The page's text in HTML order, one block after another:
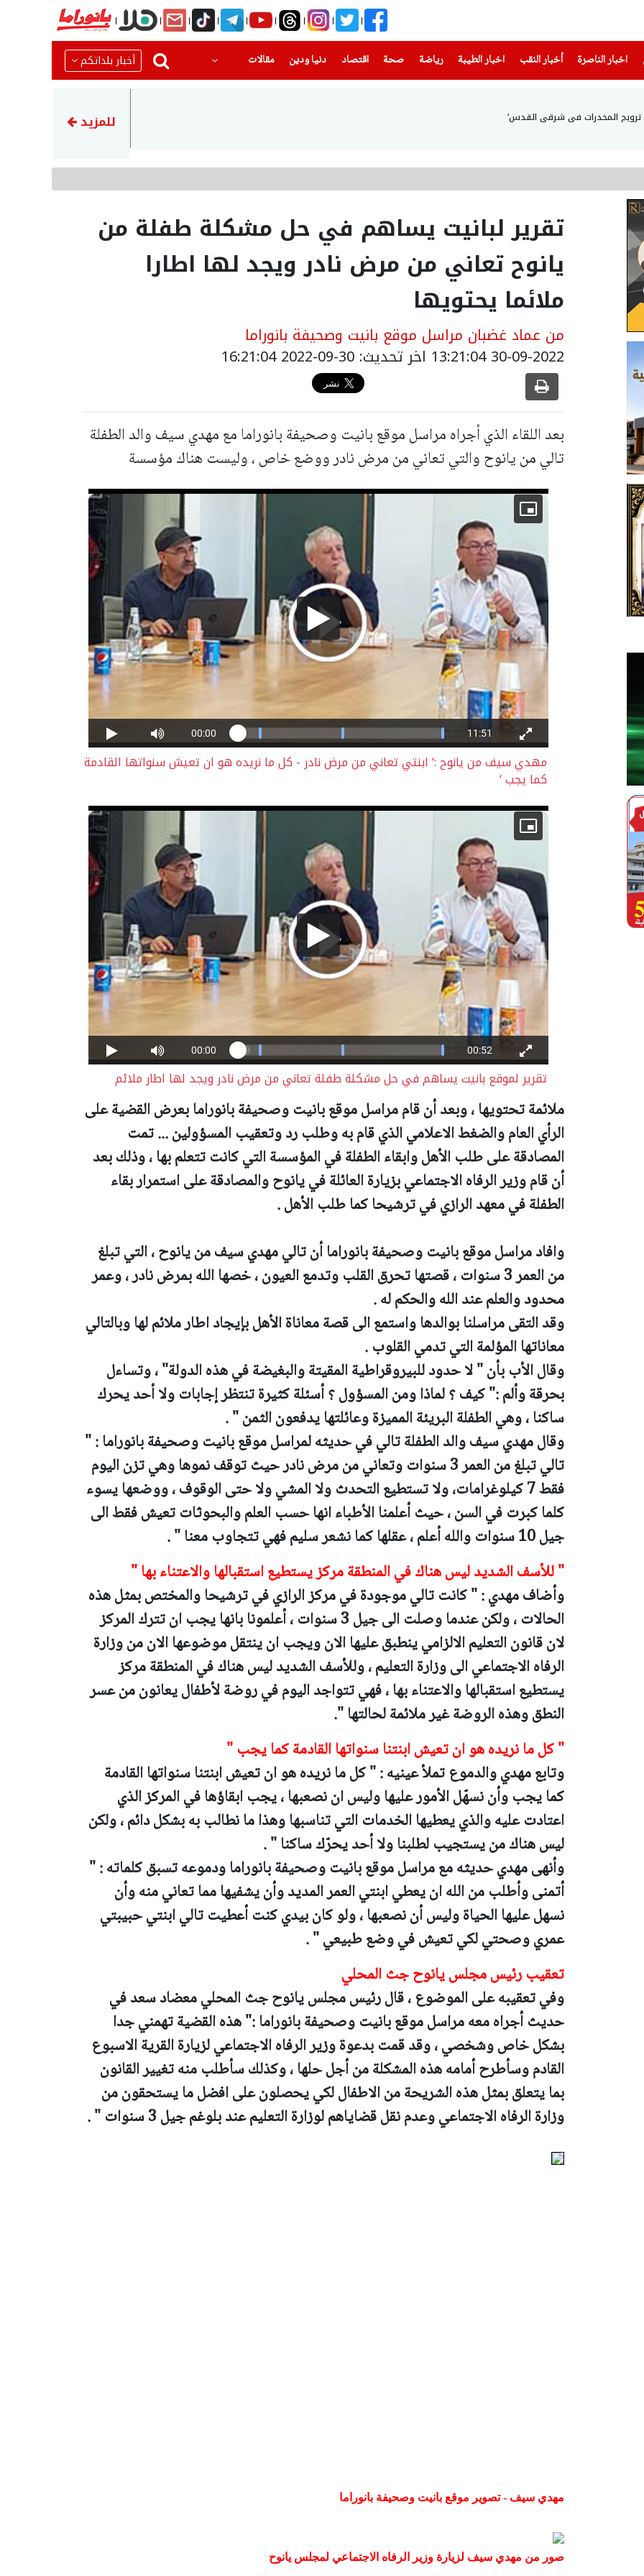
اخبار الناصرة
(current) أخبار النقب اخبار الطيبة(current) رياضة
(current) صحة(current) اقتصاد دنيا ودين
(current) مقالات أخبار بلداتكم
ترويج المخدرات في شرقي القدس‘ إحباط محاولة سرقة مركبة
للمزيد
تقرير لبانيت يساهم في حل مشكلة طفلة من
يانوح تعاني من مرض نادر ويجد لها اطارا
ملائما يحتويها
من عماد غضبان مراسل موقع بانيت وصحيفة بانوراما
30-09-2022 13:21:04 اخر تحديث: 30-09-2022 16:21:04
بعد اللقاء الذي أجراه مراسل موقع بانيت وصحيفة بانوراما مع مهدي سيف والد الطفلة
تالي من يانوح والتي تعاني من مرض نادر ووضع خاص ، وليست هناك مؤسسة
مهدي سيف من يانوح :‘ ابنتي تعاني من مرض نادر - كل ما نريده هو ان تعيش سنواتها القادمة
كما يجب ‘
تقرير لموقع بانيت يساهم في حل مشكلة طفلة تعاني من مرض نادر ويجد لها اطار ملائم
ملائمة تحتويها ، وبعد أن قام مراسل موقع بانيت وصحيفة بانوراما بعرض القضية على
الرأي العام والضغط الاعلامي الذي قام به وطلب رد وتعقيب المسؤولين ... تمت
المصادقة على طلب الأهل وابقاء الطفلة في المؤسسة التي كانت تتعلم بها ، وذلك بعد
أن قام وزير الرفاه الاجتماعي بزيارة العائلة في يانوح والمصادقة على استمرار بقاء
الطفلة في معهد الرازي في ترشيحا كما طلب الأهل .
وافاد مراسل موقع بانيت وصحيفة بانوراما أن تالي مهدي سيف من يانوح ، التي تبلغ
من العمر 3 سنوات ، قصتها تحرق القلب وتدمع العيون ، خصها الله بمرض نادر ، وعمر
محدود والعلم عند الله والحكم له .
وقد التقى مراسلنا بوالدها واستمع الى قصة معاناة الأهل بإيجاد اطار ملائم لها وبالتالي
معاناتها المؤلمة التي تدمي القلوب .
وقال الأب بأن " لا حدود للبيروقراطية المقيتة والبغيضة في هذه الدولة" ، وتساءل
بحرقة وألم :" كيف ؟ لماذا ومن المسؤول ؟ أسئلة كثيرة تنتظر إجابات ولا أحد يحرك
ساكنا ، وهي الطفلة البريئة المميزة وعائلتها يدفعون الثمن " .
وقال مهدي سيف والد الطفلة تالي في حديثه لمراسل موقع بانيت وصحيفة بانوراما : "
تالي تبلغ من العمر 3 سنوات وتعاني من مرض نادر حيث توقف نموها وهي تزن اليوم
فقط 7 كيلوغرامات، ولا تستطيع التحدث ولا المشي ولا حتى الوقوف ، ووضعها يسوء
كلما كبرت في السن ، حيث أعلمنا الأطباء انها حسب العلم والبحوثات تعيش فقط الى
جيل 10 سنوات والله أعلم ، عقلها كما نشعر سليم فهي تتجاوب معنا " .
" للأسف الشديد ليس هناك في المنطقة مركز يستطيع استقبالها والاعتناء بها "
وأضاف مهدي : " كانت تالي موجودة في مركز الرازي في ترشيحا والمختص بمثل هذه
الحالات ، ولكن عندما وصلت الى جيل 3 سنوات ، أعلمونا بانها يجب ان تترك المركز
لان قانون التعليم الالزامي ينطبق عليها الان ويجب ان ينتقل موضوعها الان من وزارة
الرفاه الاجتماعي الى وزارة التعليم ، وللأسف الشديد ليس هناك في المنطقة مركز
يستطيع استقبالها والاعتناء بها ، فهي تتواجد اليوم في روضة لأطفال يعانون من عسر
النطق وهذه الروضة غير ملائمة لحالتها ".
" كل ما نريده هو ان تعيش ابنتنا سنواتها القادمة كما يجب "
وتابع مهدي والدموع تملأ عينيه : " كل ما نريده هو ان تعيش ابنتنا سنواتها القادمة
كما يجب وأن نسهّل الأمور عليها وليس ان نصعبها ، يجب ابقاؤها في المركز الذي
اعتادت عليه والذي يعطيها الخدمات التي تناسبها وهذا ما نطالب به بشكل دائم ، ولكن
ليس هناك من يستجيب لطلبنا ولا أحد يحرّك ساكنا " .
وأنهى مهدي حديثه مع مراسل موقع بانيت وصحيفة بانوراما ودموعه تسبق كلماته : "
أتمنى وأطلب من الله ان يعطي ابنتي العمر المديد وأن يشفيها مما تعاني منه وأن
نسهل عليها الحياة وليس أن نصعبها ، ولو كان بيدي كنت أعطيت تالي ابنتي حبيبتي
عمري وصحتي لكي تعيش في وضع طبيعي " .
تعقيب رئيس مجلس يانوح جث المحلي
وفي تعقيبه على الموضوع ، قال رئيس مجلس يانوح جث المحلي معضاد سعد في
حديث أجراه معه مراسل موقع بانيت وصحيفة بانوراما :" هذه القضية تهمني جدا
بشكل خاص وشخصي ، وقد قمت بدعوة وزير الرفاه الاجتماعي لزيارة القرية الاسبوع
القادم وسأطرح أمامه هذه المشكلة من أجل حلها ، وكذلك سأطلب منه تغيير القانون
بما يتعلق بمثل هذه الشريحة من الاطفال لكي يحصلون على افضل ما يستحقون من
وزارة الرفاه الاجتماعي وعدم نقل قضاياهم لوزارة التعليم عند بلوغم جيل 3 سنوات " .
مهدي سيف - تصوير موقع بانيت وصحيفة بانوراما
صور من مهدي سيف لزيارة وزير الرفاه الاجتماعي لمجلس يانوح